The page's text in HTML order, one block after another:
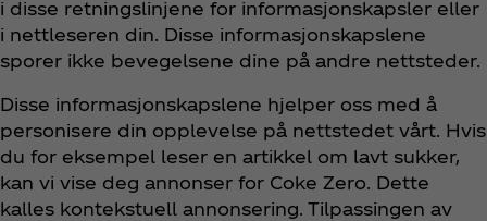
i disse retningslinjene for informasjonskapsler eller
i nettleseren din. Disse informasjonskapslene
sporer ikke bevegelsene dine på andre nettsteder.
Disse informasjonskapslene hjelper oss med å
personisere din opplevelse på nettstedet vårt. Hvis
du for eksempel leser en artikkel om lavt sukker,
kan vi vise deg annonser for Coke Zero. Dette
kalles kontekstuell annonsering. Tilpassingen av